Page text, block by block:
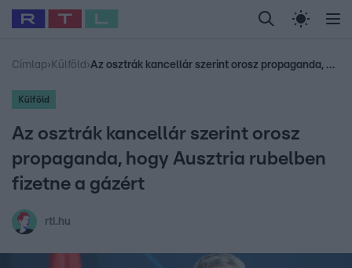
Legfrissebb RTL Híradó Randi Celeb vagyok,
Babits Marcella Most Wanted Gallusz
Címlap› Külföld › Az osztrák kancellár szerint orosz propaganda, hogy Ausztria rubelben fizetne a gázért
Külföld
Az osztrák kancellár szerint orosz
propaganda, hogy Ausztria rubelben
fizetne a gázért
rtl.hu